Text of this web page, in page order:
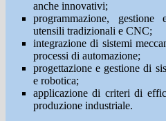
anche innovativi;
programmazione,
utensili tradizionali e CNC;
integrazione di sistemi
processi di automazione;
progettazione e gestione di
e robotica;
applicazione di criteri di
produzione industriale.